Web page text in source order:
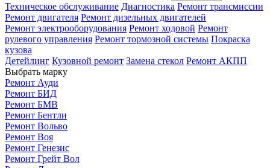
Техническое обслуживание Диагностика Ремонт трансмиссии
Ремонт двигателя Ремонт дизельных двигателей
Ремонт электрооборудования Ремонт ходовой Ремонт
рулевого управления Ремонт тормозной системы Покраска
кузова
Детейлинг Кузовной ремонт Замена стекол Ремонт АКПП
Выбрать марку
Ремонт Ауди
Ремонт БИД
Ремонт БМВ
Ремонт Бентли
Ремонт Вольво
Ремонт Воя
Ремонт Генезис
Ремонт Грейт Вол